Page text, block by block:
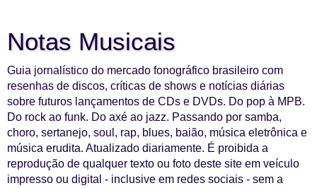
Notas Musicais
Guia jornalístico do mercado fonográfico brasileiro com
resenhas de discos, críticas de shows e notícias diárias
sobre futuros lançamentos de CDs e DVDs. Do pop à MPB.
Do rock ao funk. Do axé ao jazz. Passando por samba,
choro, sertanejo, soul, rap, blues, baião, música eletrônica e
música erudita. Atualizado diariamente. É proibida a
reprodução de qualquer texto ou foto deste site em veículo
impresso ou digital - inclusive em redes sociais - sem a